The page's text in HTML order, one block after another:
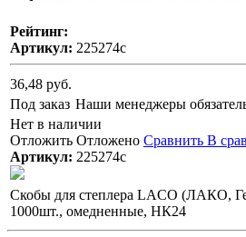
Рейтинг:
Артикул: 225274с
36,48 руб.
Под заказ Наши менеджеры
Нет в наличии
Отложить Отложено Сравнить В
Артикул: 225274с
Скобы для степлера LACO (ЛАКО,
1000шт., омедненные, НК24